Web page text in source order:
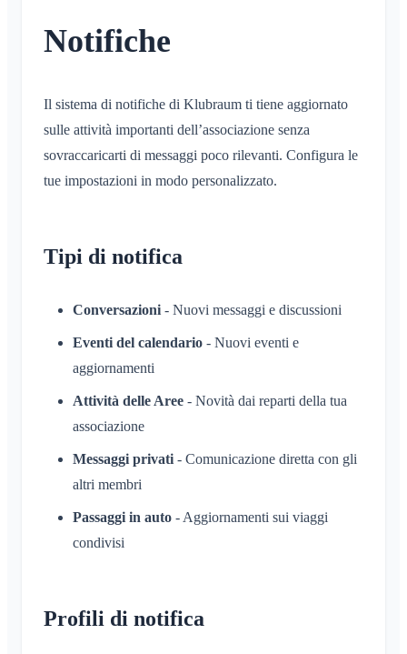
Calendario personale
Elimina un messaggio
Calendario
Aree
Cos'è un'Area?
Lascia un'Area
Account e impostazioni
Più Klubraum
Cambia nome
Cambia immagine del profilo
Autorizzazioni di accesso dell'app
Autorizzazioni
Invita membri
Reinvia inviti
Elenco dei membri
Rimuovi membri
Amministratore dell'area
Gestione delle Area
Richiesta di adesione sul sito dell'associazione
Cambia il nome del Klubraum
Chiudi il Klubraum
Feedback
Casi d'uso
Notifiche
Il sistema di notifiche di Klubraum ti tiene aggiornato
sulle attività importanti dell’associazione senza
sovraccaricarti di messaggi poco rilevanti. Configura le
tue impostazioni in modo personalizzato.
Tipi di notifica
Conversazioni- Nuovi messaggi e discussioni
Eventi del calendario - Nuovi eventi e
aggiornamenti
Attività delle Aree - Novità dai reparti della tua
associazione
Messaggi privati- Comunicazione diretta con gli
altri membri
Passaggi in auto - Aggiornamenti sui viaggi
condivisi
Profili di notifica